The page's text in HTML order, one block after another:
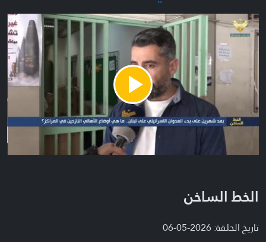
Play
Video
الخط الساخن
تاريخ الحلقة: 2026-05-06